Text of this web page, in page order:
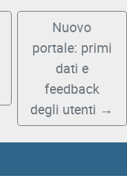
Nuovo
portale: primi
dati e
feedback
degli utenti →